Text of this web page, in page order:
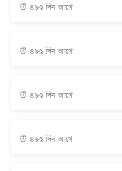
⏰ ৪৮১ দিন আগে
⏰ ৪৮১ দিন আগে
⏰ ৪৮১ দিন আগে
⏰ ৪৮১ দিন আগে